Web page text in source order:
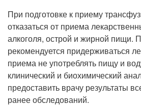
При подготовке к приему
отказаться от приема
алкоголя, острой и жирной пищи.
рекомендуется придерживаться
приема не употреблять пищу и
клинический и биохимический
предоставить врачу результаты
ранее обследований.